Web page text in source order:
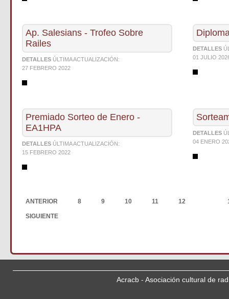
Ap. Salesians - Trofeo Sobre
Railes
DETALLES ÚLTIMA ACTUALIZACIÓN:
27 FEBRERO 2022
DETALLES
01 JULIO
Premiado Sorteo de Enero -
EA1HPA
DETALLES ÚLTIMA ACTUALIZACIÓN:
15 FEBRERO 2022
DETALLES
04 ENERO
ANTERIOR 8 9 10 11 12
SIGUIENTE
Acracb - Asociación cultural de